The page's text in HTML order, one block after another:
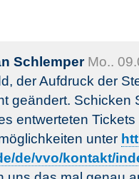
Schlemper Mo..
der Aufdruck der
geändert. Schicken
entwerteten Tickets
unter
de/vvo/kontakt/